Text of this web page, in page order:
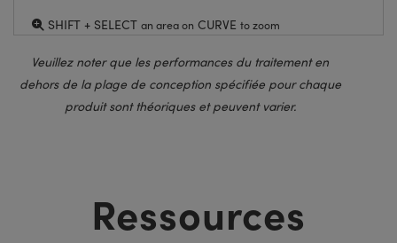
SHIFT + SELECT an area on CURVE to zoom
Veuillez noter que les performances du traitement en
dehors de la plage de conception spécifiée pour chaque
produit sont théoriques et peuvent varier.
Ressources